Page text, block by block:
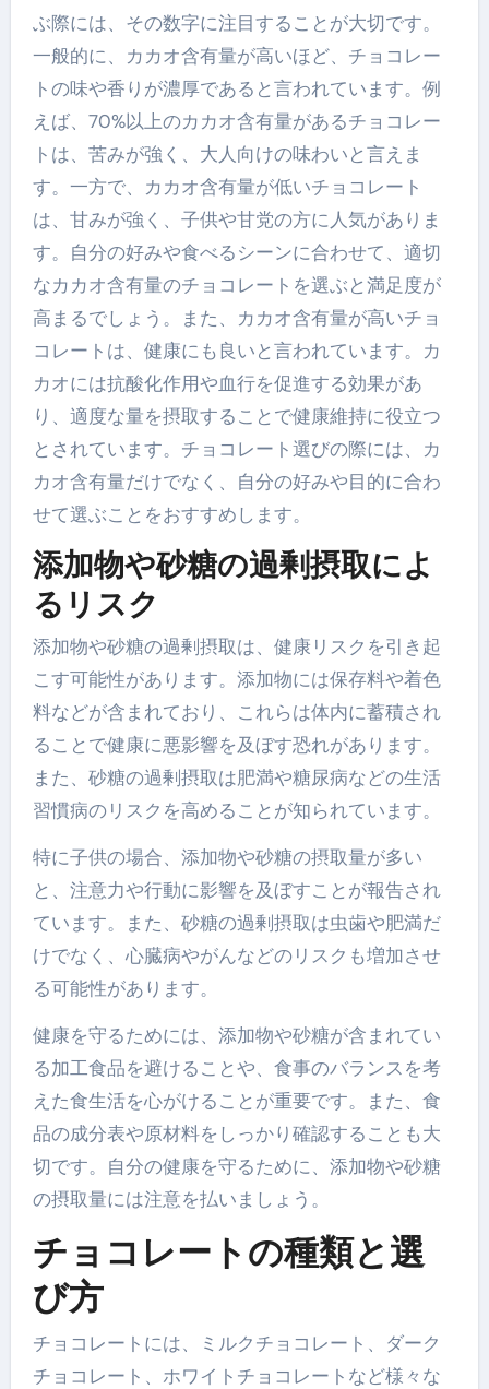
ぶ際には、その数字に注目することが大切です。
一般的に、カカオ含有量が高いほど、チョコレー
トの味や香りが濃厚であると言われています。例
えば、70%以上のカカオ含有量があるチョコレー
トは、苦みが強く、大人向けの味わいと言えま
す。一方で、カカオ含有量が低いチョコレート
は、甘みが強く、子供や甘党の方に人気がありま
す。自分の好みや食べるシーンに合わせて、適切
なカカオ含有量のチョコレートを選ぶと満足度が
高まるでしょう。また、カカオ含有量が高いチョ
コレートは、健康にも良いと言われています。カ
カオには抗酸化作用や血行を促進する効果があ
り、適度な量を摂取することで健康維持に役立つ
とされています。チョコレート選びの際には、カ
カオ含有量だけでなく、自分の好みや目的に合わ
せて選ぶことをおすすめします。
添加物や砂糖の過剰摂取によ
るリスク
添加物や砂糖の過剰摂取は、健康リスクを引き起
こす可能性があります。添加物には保存料や着色
料などが含まれており、これらは体内に蓄積され
ることで健康に悪影響を及ぼす恐れがあります。
また、砂糖の過剰摂取は肥満や糖尿病などの生活
習慣病のリスクを高めることが知られています。
特に子供の場合、添加物や砂糖の摂取量が多い
と、注意力や行動に影響を及ぼすことが報告され
ています。また、砂糖の過剰摂取は虫歯や肥満だ
けでなく、心臓病やがんなどのリスクも増加させ
る可能性があります。
健康を守るためには、添加物や砂糖が含まれてい
る加工食品を避けることや、食事のバランスを考
えた食生活を心がけることが重要です。また、食
品の成分表や原材料をしっかり確認することも大
切です。自分の健康を守るために、添加物や砂糖
の摂取量には注意を払いましょう。
チョコレートの種類と選
び方
チョコレートには、ミルクチョコレート、ダーク
チョコレート、ホワイトチョコレートなど様々な